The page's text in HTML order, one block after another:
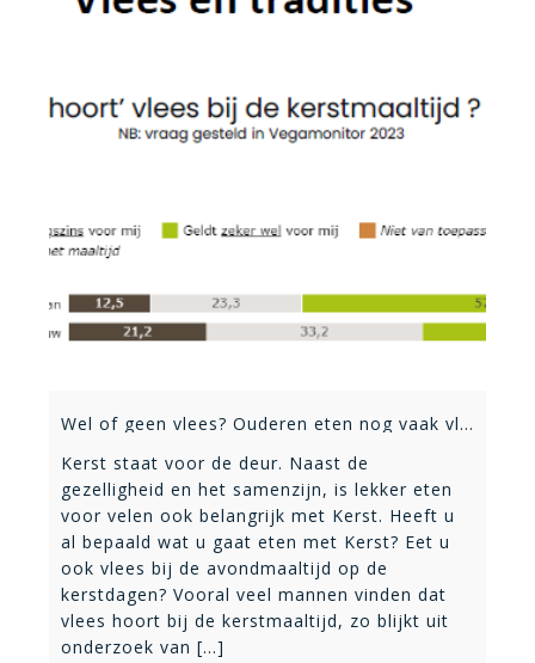
Wel of geen vlees? Ouderen eten nog vaak vlees
Kerst staat voor de deur. Naast de
gezelligheid en het samenzijn, is lekker eten
voor velen ook belangrijk met Kerst. Heeft u
al bepaald wat u gaat eten met Kerst? Eet u
ook vlees bij de avondmaaltijd op de
kerstdagen? Vooral veel mannen vinden dat
vlees hoort bij de kerstmaaltijd, zo blijkt uit
onderzoek van [...]